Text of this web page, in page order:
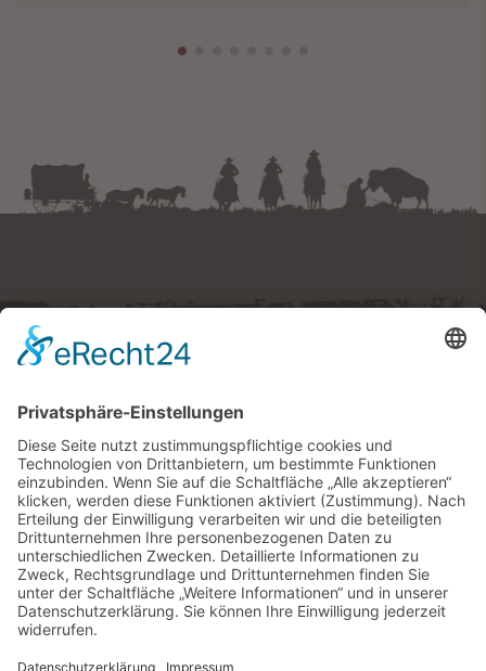
Westernstadt Pullman City
E-Mail:tickets@pullmancity.de
© Freizeitpark Pullman City
Impressum
Datenschutz
AGB
Widerrufsrecht
Barrierefreiheitserklärung
Cookie-Einstellungen
Folge uns